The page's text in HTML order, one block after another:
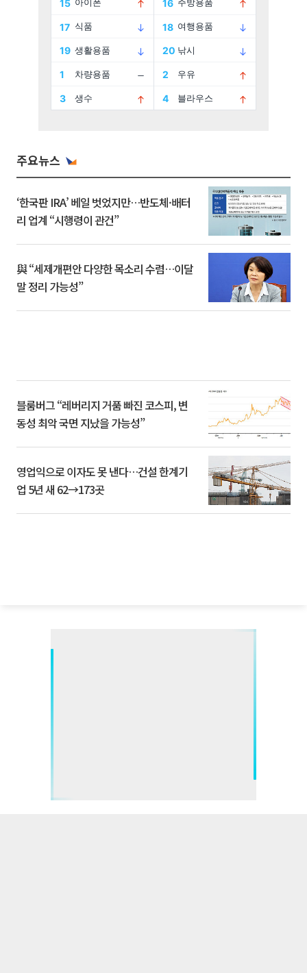
주요뉴스
‘한국판 IRA’ 베일 벗었지만…반도체·배터
리 업계 “시행령이 관건”
與 “세제개편안 다양한 목소리 수렴…이달
말 정리 가능성”
블룸버그 “레버리지 거품 빠진 코스피, 변
동성 최악 국면 지났을 가능성”
영업익으로 이자도 못 낸다…건설 한계기
업 5년 새 62→173곳